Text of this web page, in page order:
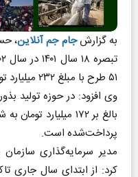
به گزارشجام جم آنلاین،
۵۱ طرح با مبلغ ۲۳۲ میلیارد تومان پرداخت شده است.
بالغ بر ۱۷۲
پرداخت‌شده است.
مدیر سرمایه‌گذاری